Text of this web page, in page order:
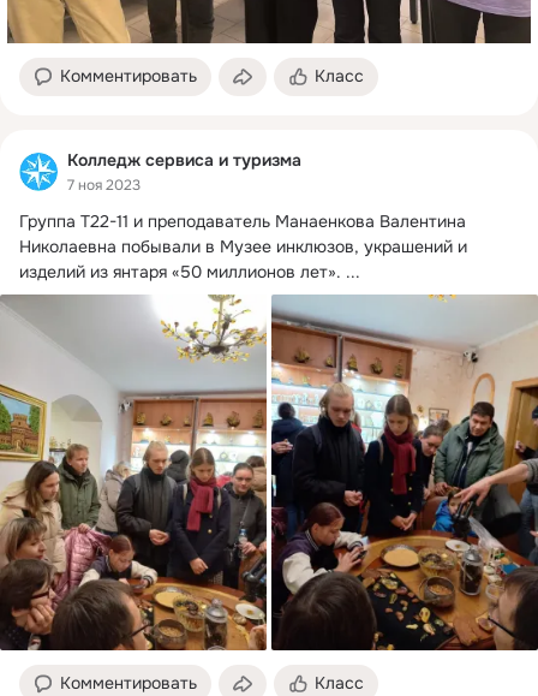
Комментировать Класс
Колледж сервиса и туризма
7 ноя 2023
Группа Т22-11 и преподаватель Манаенкова Валентина
Николаевна побывали в Музее инклюзов, украшений и
изделий из янтаря «50 миллионов лет». ...
Комментировать Класс